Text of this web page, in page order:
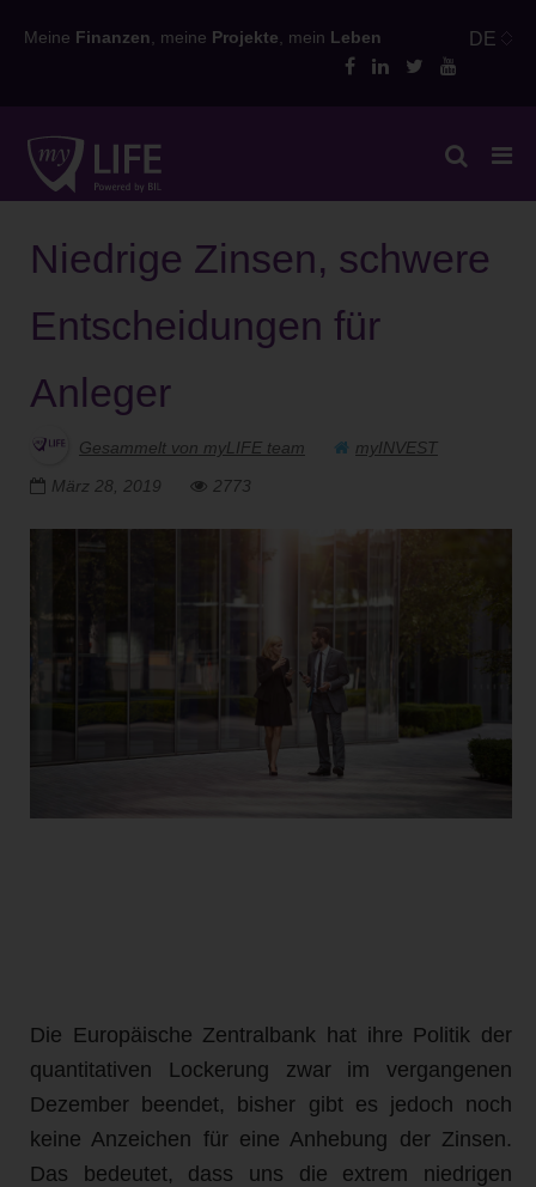
to
Meine Finanzen , meine Projekte , mein Leben DE
Niedrige Zinsen, schwere
Entscheidungen für
Anleger
Gesammelt von myLIFE team
myINVEST
März 28, 2019
2773
Die Europäische Zentralbank hat ihre Politik der
quantitativen Lockerung zwar im vergangenen
Dezember beendet, bisher gibt es jedoch noch
keine Anzeichen für eine Anhebung der Zinsen.
Das bedeutet, dass uns die extrem niedrigen